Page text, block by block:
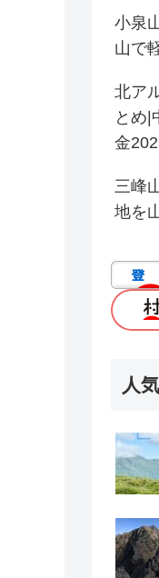
小泉
山で
北ア
とめ|
金
三峰
地を
人